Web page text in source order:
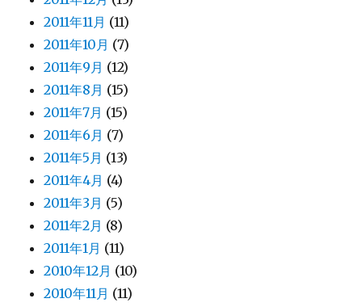
2011年11月 (11)
2011年10月 (7)
2011年9月 (12)
2011年8月 (15)
2011年7月 (15)
2011年6月 (7)
2011年5月 (13)
2011年4月 (4)
2011年3月 (5)
2011年2月 (8)
2011年1月 (11)
2010年12月 (10)
2010年11月 (11)